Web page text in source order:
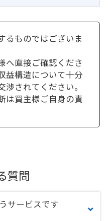
るものではございま
へ直接ご確認くださ
益構造について十分
されてください。
は買主様ご自身の責
質問
サービスです